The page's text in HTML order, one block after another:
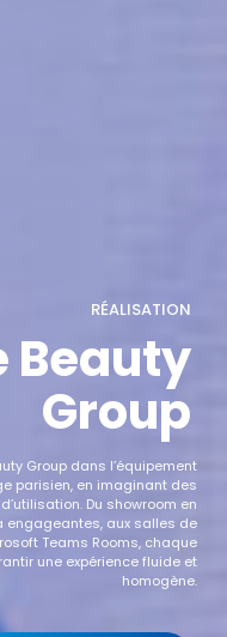
RÉALISATION
Beauty
Group
Group dans l’équipement
parisien, en imaginant des
Du showroom en
engageantes, aux salles de
Teams Rooms, chaque
une expérience fluide et
homogène.